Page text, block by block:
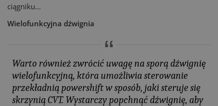
ciągniku...
Wielofunkcyjna dźwignia
Warto również zwrócić uwagę na sporą dźwignię
wielofunkcyjną, która umożliwia sterowanie
przekładnią powershift w sposób, jaki steruje się
skrzynią CVT. Wystarczy popchnąć dźwignię, aby